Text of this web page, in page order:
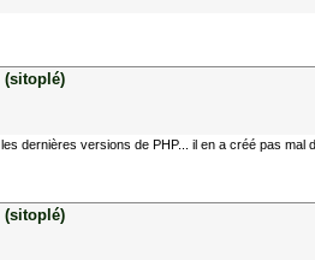
(sitoplé)
dernières versions de PHP... il en a créé pas
(sitoplé)